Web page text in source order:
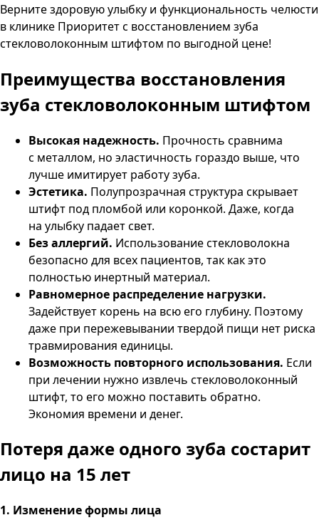
Верните здоровую улыбку и функциональность челюсти
в клинике Приоритет с восстановлением зуба
стекловолоконным штифтом по выгодной цене!
Преимущества восстановления
зуба стекловолоконным штифтом
Высокая надежность. Прочность сравнима
с металлом, но эластичность гораздо выше, что
лучше имитирует работу зуба.
Эстетика. Полупрозрачная структура скрывает
штифт под пломбой или коронкой. Даже, когда
на улыбку падает свет.
Без аллергий. Использование стекловолокна
безопасно для всех пациентов, так как это
полностью инертный материал.
Равномерное распределение нагрузки.
Задействует корень на всю его глубину. Поэтому
даже при пережевывании твердой пищи нет риска
травмирования единицы.
Возможность повторного использования. Если
при лечении нужно извлечь стекловолоконный
штифт, то его можно поставить обратно.
Экономия времени и денег.
Потеря даже одного зуба состарит
лицо на 15 лет
1. Изменение формы лица